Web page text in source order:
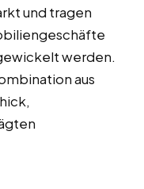
und tragen
werden.
aus